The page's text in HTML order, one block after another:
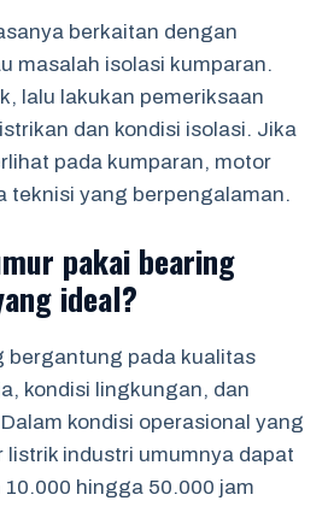
berkaitan dengan
masalah isolasi kumparan.
lalu lakukan pemeriksaan
dan kondisi isolasi. Jika
pada kumparan, motor
teknisi yang berpengalaman.
pakai bearing
ideal?
bergantung pada kualitas
kondisi lingkungan, dan
kondisi operasional yang
listrik industri umumnya dapat
hingga 50.000 jam